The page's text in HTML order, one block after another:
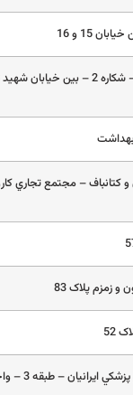
خوزستان – اهواز – اتوبان آيت اله بهبهاني – شکاره 2
کتانباف – مجتمع تجاري
زمزم پلاک 83
52
– طبقه 3 – واحد 9